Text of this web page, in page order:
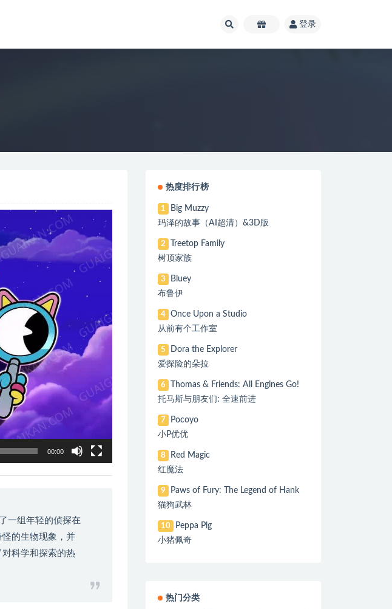
登录
00:00
一组年轻的侦探在
的生物现象，并
科学和探索的热
热度排行榜
1
Big Muzzy
玛泽的故事（AI超清）&3D版
2
Treetop Family
树顶家族
3
Bluey
布鲁伊
4
Once Upon a Studio
从前有个工作室
5
Dora the Explorer
爱探险的朵拉
6
Thomas & Friends: All Engines Go!
托马斯与朋友们: 全速前进
7
Pocoyo
小P优优
8
Red Magic
红魔法
9
Paws of Fury: The Legend of Hank
猫狗武林
10
Peppa Pig
小猪佩奇
热门分类